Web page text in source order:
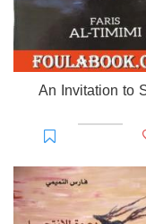
An Invitation to